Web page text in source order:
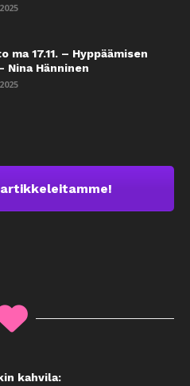
ma 17.11. – Hyppäämisen
Nina Hänninen
kahvila: